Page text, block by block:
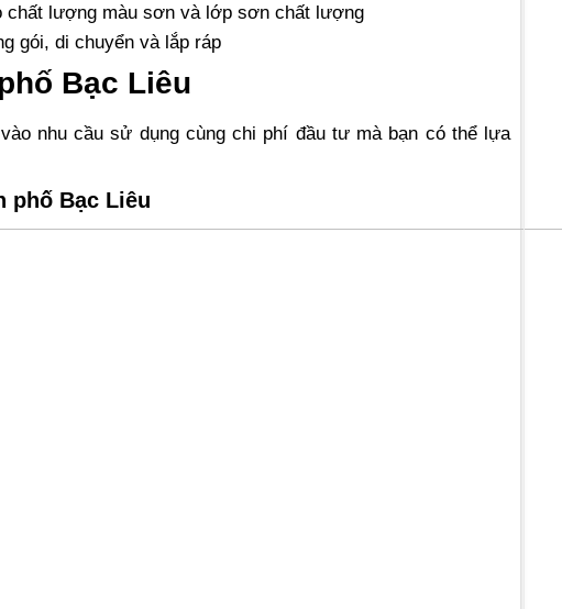
chất lượng màu sơn và lớp sơn chất lượng
gói, di chuyển và lắp ráp
Bạc Liêu
nhu cầu sử dụng cùng chi phí đầu tư mà bạn có thể lựa
phố Bạc Liêu